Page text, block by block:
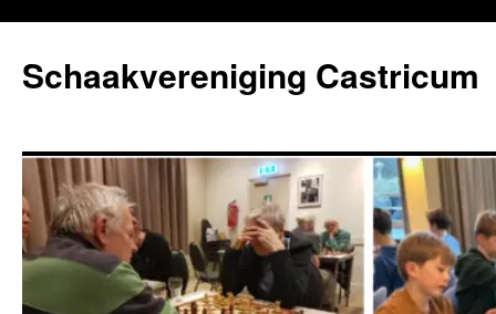
de
inhoud
Schaakvereniging Castricum